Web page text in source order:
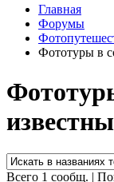
Главная
Форумы
Фототуры в
Всего 1 сообщ. |